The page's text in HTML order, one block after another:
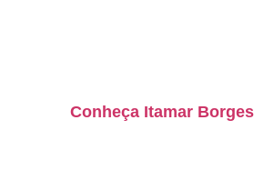
Conheça Itamar Borges